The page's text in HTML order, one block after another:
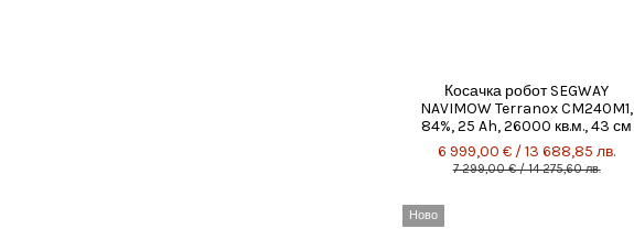
Косачка робот SEGWAY
NAVIMOW Terranox CM240M1,
84%, 25 Ah, 26000 кв.м., 43 см
6 999,00 € / 13 688,85 лв.
7 299,00 € / 14 275,60 лв.
Ново